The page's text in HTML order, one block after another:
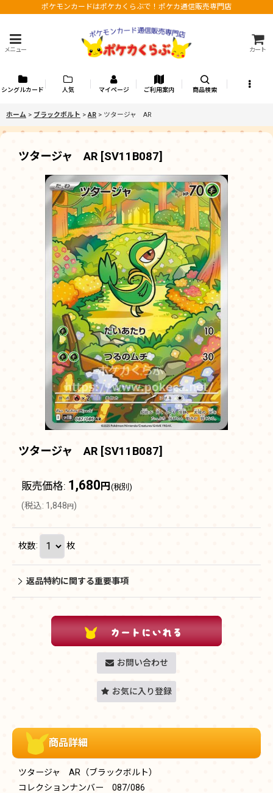
ポケモンカードはポケカくらぶで！ポケカ通信販売専門店
メニュー カート
シングルカード 人気 マイページ ご利用案内 商品検索
ホーム > ブラックボルト > AR > ツタージャ AR
ツタージャ AR [SV11B087]
ツタージャ AR [SV11B087]
販売価格: 1,680 円 (税別)
(税込: 1,848円)
枚数: 枚
返品特約に関する重要事項
お問い合わせ
お気に入り登録
商品詳細
ツタージャ AR（ブラックボルト）
コレクションナンバー 087/086